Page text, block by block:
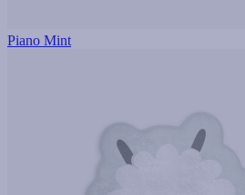
Piano Mint